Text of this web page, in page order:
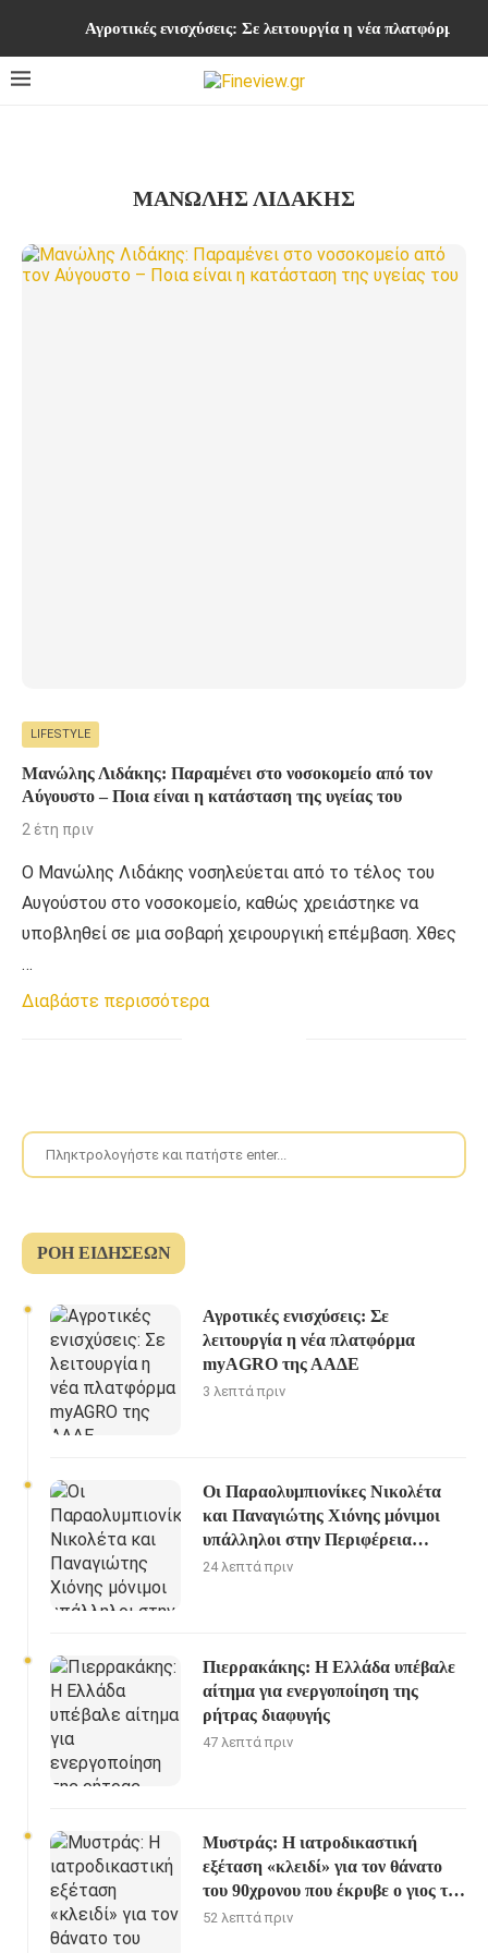
Αγροτικές ενισχύσεις: Σε λειτουργία η νέα πλατφόρμα
ΜΑΝΩΛΗΣ ΛΙΔΑΚΗΣ
LIFESTYLE
Μανώλης Λιδάκης: Παραμένει στο νοσοκομείο από τον
Αύγουστο – Ποια είναι η κατάσταση της υγείας του
2 έτη πριν
Ο Μανώλης Λιδάκης νοσηλεύεται από το τέλος του
Αυγούστου στο νοσοκομείο, καθώς χρειάστηκε να
υποβληθεί σε μια σοβαρή χειρουργική επέμβαση. Χθες
…
Διαβάστε περισσότερα
ΡΟΉ ΕΙΔΉΣΕΩΝ
Αγροτικές ενισχύσεις: Σε
λειτουργία η νέα πλατφόρμα
myAGRO της ΑΑΔΕ
3 λεπτά πριν
Οι Παραολυμπιονίκες Νικολέτα
και Παναγιώτης Χιόνης μόνιμοι
υπάλληλοι στην Περιφέρεια
Δυτικής Ελλάδας
24 λεπτά πριν
Πιερρακάκης: Η Ελλάδα υπέβαλε
αίτημα για ενεργοποίηση της
ρήτρας διαφυγής
47 λεπτά πριν
Μυστράς: Η ιατροδικαστική
εξέταση «κλειδί» για τον θάνατο
του 90χρονου που έκρυβε ο γιος του
στον καταψύκτη
52 λεπτά πριν